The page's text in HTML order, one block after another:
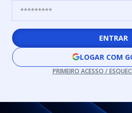
ENTRAR
LOGAR COM
PRIMEIRO ACESSO /